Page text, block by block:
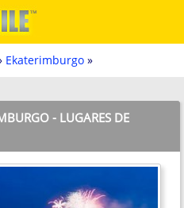
Ekaterimburgo »
- LUGARES DE